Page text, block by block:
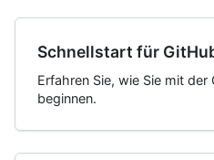
Schnellstart für
Erfahren Sie, wie Sie mit der
beginnen.